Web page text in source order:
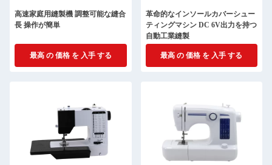
高速家庭用縫製機 調整可能な縫合
長 操作が簡単
最高 の 価格 を 入手 する
革命的なインソールカバーシュー
ティングマシン DC 6V出力を持つ
自動工業縫製
最高 の 価格 を 入手 する